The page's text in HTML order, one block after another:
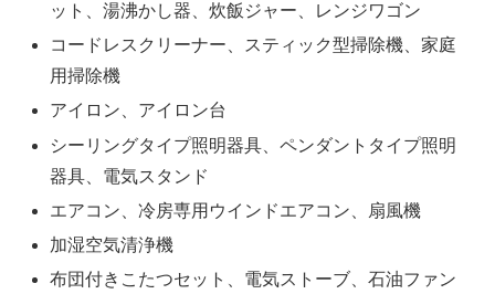
ット、湯沸かし器、炊飯ジャー、レンジワゴン
コードレスクリーナー、スティック型掃除機、家庭
用掃除機
アイロン、アイロン台
シーリングタイプ照明器具、ペンダントタイプ照明
器具、電気スタンド
エアコン、冷房専用ウインドエアコン、扇風機
加湿空気清浄機
布団付きこたつセット、電気ストーブ、石油ファン